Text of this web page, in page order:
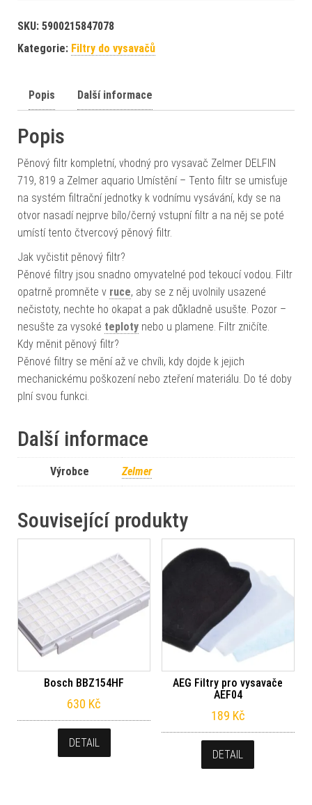
SKU: 5900215847078
Kategorie: Filtry do vysavačů
Popis Další informace
Popis
Pěnový filtr kompletní, vhodný pro vysavač Zelmer DELFIN
719, 819 a Zelmer aquario Umístění – Tento filtr se umisťuje
na systém filtrační jednotky k vodnímu vysávání, kdy se na
otvor nasadí nejprve bílo/černý vstupní filtr a na něj se poté
umístí tento čtvercový pěnový filtr.
Jak vyčistit pěnový filtr?
Pěnové filtry jsou snadno omyvatelné pod tekoucí vodou. Filtr
opatrně promněte v ruce, aby se z něj uvolnily usazené
nečistoty, nechte ho okapat a pak důkladně usušte. Pozor –
nesušte za vysoké teploty nebo u plamene. Filtr zničíte.
Kdy měnit pěnový filtr?
Pěnové filtry se mění až ve chvíli, kdy dojde k jejich
mechanickému poškození nebo zteření materiálu. Do té doby
plní svou funkci.
Další informace
Výrobce Zelmer
Související produkty
Bosch BBZ154HF
630 Kč
DETAIL
AEG Filtry pro vysavače
AEF04
189 Kč
DETAIL